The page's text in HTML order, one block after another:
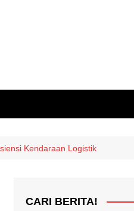
Kendaraan Logistik
CARI BERITA!